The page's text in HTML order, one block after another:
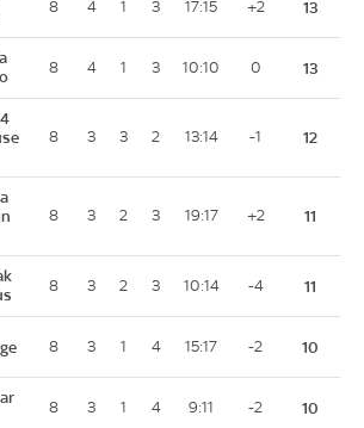
8 4 1 3 17:15 +2 13
8 4 1 3 10:10 0 13
8 3 3 2 13:14 -1 12
8 3 2 3 19:17 +2 11
8 3 2 3 10:14 -4 11
8 3 1 4 15:17 -2 10
8 3 1 4 9:11 -2 10